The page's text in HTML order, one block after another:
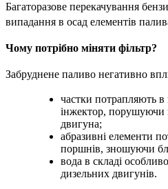
Багаторазове перекачування
випадання в осад елементів
Чому потрібно міняти фільтр?
Забруднене паливо негативно
частки потрапляють
інжектор, порушуючи
двигуна;
абразивні елементи
поршнів, зношуючи
вода в складі
дизельних двигунів.